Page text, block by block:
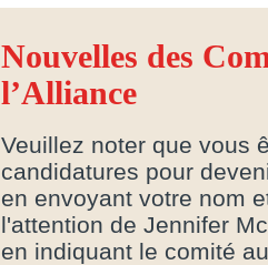
Nouvelles des
l’Alliance
Veuillez noter que vous
candidatures pour
en envoyant votre nom
l'attention de Jennifer
en indiquant le comité